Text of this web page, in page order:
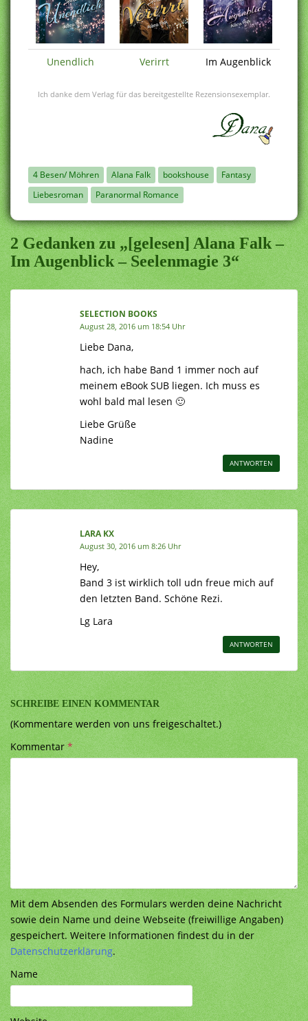
Unendlich Verirrt Im Augenblick
Ich danke dem Verlag für das bereitgestellte Rezensionsexemplar.
4 Besen/ Möhren Alana Falk bookshouse
Fantasy
Liebesroman
Paranormal Romance
2 Gedanken zu „[gelesen] Alana Falk –
Im Augenblick – Seelenmagie 3“
SELECTION BOOKS
August 28, 2016 um 18:54 Uhr
Liebe Dana,
hach, ich habe Band 1 immer noch auf
meinem eBook SUB liegen. Ich muss es
wohl bald mal lesen 🙂
Liebe Grüße
Nadine
ANTWORTEN
LARA KX
August 30, 2016 um 8:26 Uhr
Hey,
Band 3 ist wirklich toll udn freue mich auf
den letzten Band. Schöne Rezi.
Lg Lara
ANTWORTEN
SCHREIBE EINEN KOMMENTAR
(Kommentare werden von uns freigeschaltet.)
Kommentar*
Mit dem Absenden des Formulars werden deine Nachricht
sowie dein Name und deine Webseite (freiwillige Angaben)
gespeichert. Weitere Informationen findest du in der
Datenschutzerklärung.
Name